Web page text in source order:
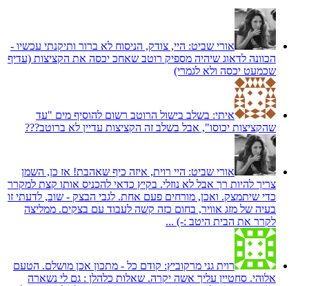
אורי שביט: היי, צודק, הניסוח לא ברור ותיקנתי עכשיו -
הכוונה לדאוג שיהיה מספיק רוטב שאחכ יכסה את הקציצות (עדיף
שכמעט יכסה ולא לגמרי)
איתי: בשלב בישול הרוטב רשום להוסיף מים "עד
שהקציצות יכוסו", אבל בשלב זה הקציצות עדיין לא ברוטב???
אורי שביט: היי רוית, איזה כיף שאהבת! אז כן, השמן
צריך להיות רך אבל לא נוזלי. בקיץ כדאי להכניס אותו קצת למקרר
כדי שיתמצק. ואכן, מורחים פעם אחת. לגבי הבצק - שוב, לדעתי זו
בעיה של מזג אוויר, בחום כזה קשה לעבוד עם בצקים. ממליצה
לקרר את הבית היטב :-) ...
רוית גני מרקוביץ: קודם כל - מתכון אכן מושלם. הטעם
אלוהי. סחטיין עליך אשה יקרה. שאלות כלהלן : גם לי נשארה